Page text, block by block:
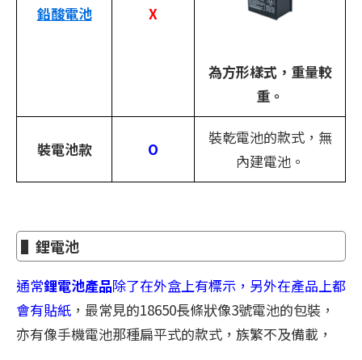
鉛酸電池 X
為方形樣式，重量較
重。
裝電池款 O
裝乾電池的款式，無
內建電池。
▌鋰電池
通常鋰電池產品除了在外盒上有標示，另外在產品上都
會有貼紙 ，最常見的18650長條狀像3號電池的包裝，
亦有像手機電池那種扁平式的款式，族繁不及備載，